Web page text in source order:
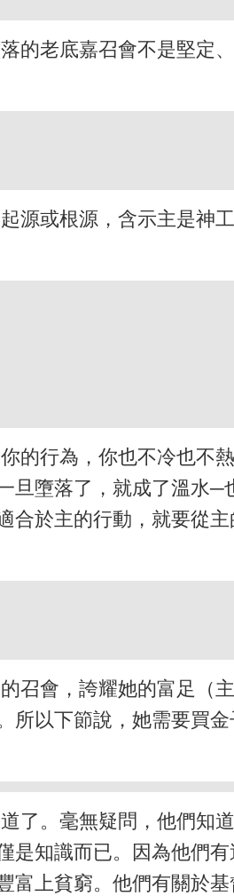
的老底嘉召會不是堅定
源或根源，含示主是神
的行為，你也不冷也不
旦墮落了，就成了溫水─
於主的行動，就要從主
召會，誇耀她的富足（
所以下節說，她需要買
了。毫無疑問，他們知
是知識而已。因為他們
富上貧窮。他們有關於